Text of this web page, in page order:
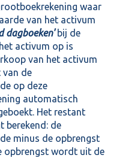
waar
van het activum
dagboeken'bij de
activum op is
van het activum
van de
op deze
automatisch
Het restant
berekend: de
minus de opbrengst
opbrengst wordt uit de